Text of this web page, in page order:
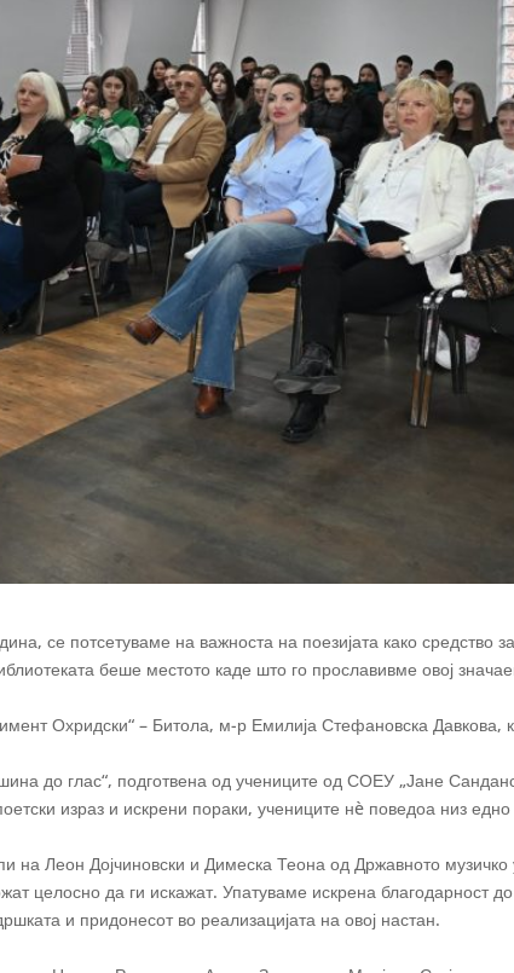
се потсетуваме на важноста на поезијата како средство
беше местото каде што го прославивме овој
Охридски“ – Битола, м-р Емилија Стефановска Давкова,
до глас“, подготвена од учениците од СОЕУ „Јане
израз и искрени пораки, учениците нè поведоа низ
на Леон Дојчиновски и Димеска Теона од Државното
целосно да ги искажат. Упатуваме искрена благодарност
и придонесот во реализацијата на овој настан.